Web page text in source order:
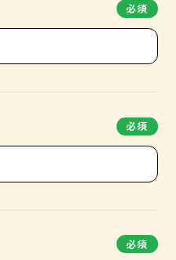
必須
必須
必須